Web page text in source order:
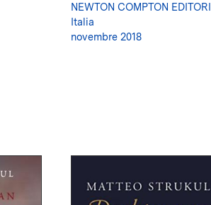
NEWTON COMPTON EDITORI
Italia
novembre 2018